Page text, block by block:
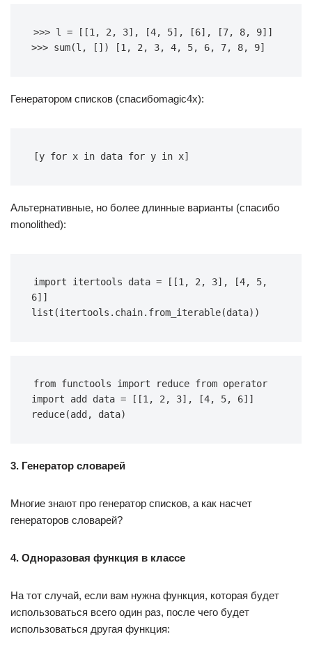
>>> l = [[1, 2, 3], [4, 5], [6], [7, 8, 9]]
>>> sum(l, []) [1, 2, 3, 4, 5, 6, 7, 8, 9]
Генератором списков (спасибоmagic4x):
[y for x in data for y in x]
Альтернативные, но более длинные варианты (спасибо
monolithed):
import itertools data = [[1, 2, 3], [4, 5,
6]]
list(itertools.chain.from_iterable(data))
from functools import reduce from operator
import add data = [[1, 2, 3], [4, 5, 6]]
reduce(add, data)
3. Генератор словарей
Многие знают про генератор списков, а как насчет
генераторов словарей?
4. Одноразовая функция в классе
На тот случай, если вам нужна функция, которая будет
использоваться всего один раз, после чего будет
использоваться другая функция: